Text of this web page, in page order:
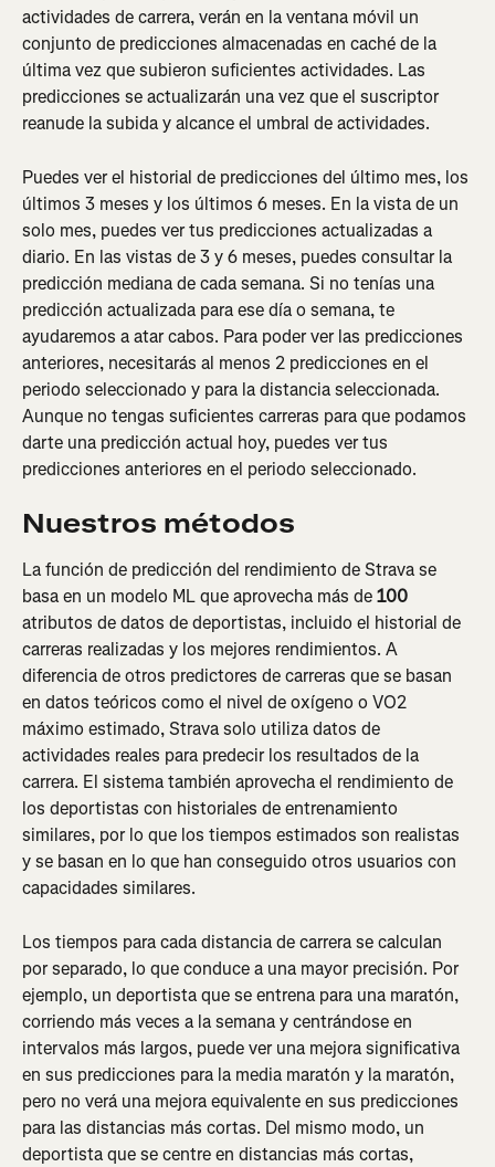
actividades de carrera, verán en la ventana móvil un
conjunto de predicciones almacenadas en caché de la
última vez que subieron suficientes actividades. Las
predicciones se actualizarán una vez que el suscriptor
reanude la subida y alcance el umbral de actividades.
Puedes ver el historial de predicciones del último mes, los
últimos 3 meses y los últimos 6 meses. En la vista de un
solo mes, puedes ver tus predicciones actualizadas a
diario. En las vistas de 3 y 6 meses, puedes consultar la
predicción mediana de cada semana. Si no tenías una
predicción actualizada para ese día o semana, te
ayudaremos a atar cabos. Para poder ver las predicciones
anteriores, necesitarás al menos 2 predicciones en el
periodo seleccionado y para la distancia seleccionada.
Aunque no tengas suficientes carreras para que podamos
darte una predicción actual hoy, puedes ver tus
predicciones anteriores en el periodo seleccionado.
Nuestros métodos
La función de predicción del rendimiento de Strava se
basa en un modelo ML que aprovecha más de 100
atributos de datos de deportistas, incluido el historial de
carreras realizadas y los mejores rendimientos. A
diferencia de otros predictores de carreras que se basan
en datos teóricos como el nivel de oxígeno o VO2
máximo estimado, Strava solo utiliza datos de
actividades reales para predecir los resultados de la
carrera. El sistema también aprovecha el rendimiento de
los deportistas con historiales de entrenamiento
similares, por lo que los tiempos estimados son realistas
y se basan en lo que han conseguido otros usuarios con
capacidades similares.
Los tiempos para cada distancia de carrera se calculan
por separado, lo que conduce a una mayor precisión. Por
ejemplo, un deportista que se entrena para una maratón,
corriendo más veces a la semana y centrándose en
intervalos más largos, puede ver una mejora significativa
en sus predicciones para la media maratón y la maratón,
pero no verá una mejora equivalente en sus predicciones
para las distancias más cortas. Del mismo modo, un
deportista que se centre en distancias más cortas,